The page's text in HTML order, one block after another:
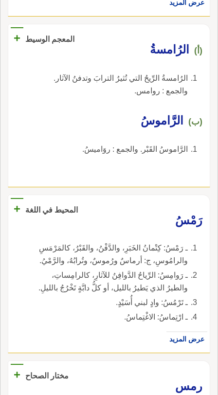
عرض المزيد
المعجم الوسيط +
(أ) الرُامسةُ
الرُامسةُ الرِّيحُ التي تُثيرُ الترابَ وتدفنُ الآثار.
والجمع : روامس.
(ب) الرَّاموسُ
الرَّاموسُ القَبْر. والجمع : روَاميسُ.
المحيط في اللغة
+
رَمْسُ
ـ رَمْسُ: كِتْمانُ الخَبَرِ، والدَّفْنُ، والقَبْرُ، كالمَرْمَسِ
والرامُوسِ، ج: أرماسٌ ورُموسٌ، وتُرابُهُ، والرَّمْيُ.
ـ رَوامِسُ: الرِّياحُ الدَّوافِنُ للآثارِ، كالرامِساتِ،
والطيرُ الذي يَطيرُ بالليل، أو كلُّ دابَّةٍ تَخْرُجُ بالليلِ.
ـ تَرْمُسُ: وادٍ لبني أُسَيْدٍ.
ـ ارْتِماسُ: الاغْتِماسُ.
عرض المزيد
مختار الصحاح
+
رمس